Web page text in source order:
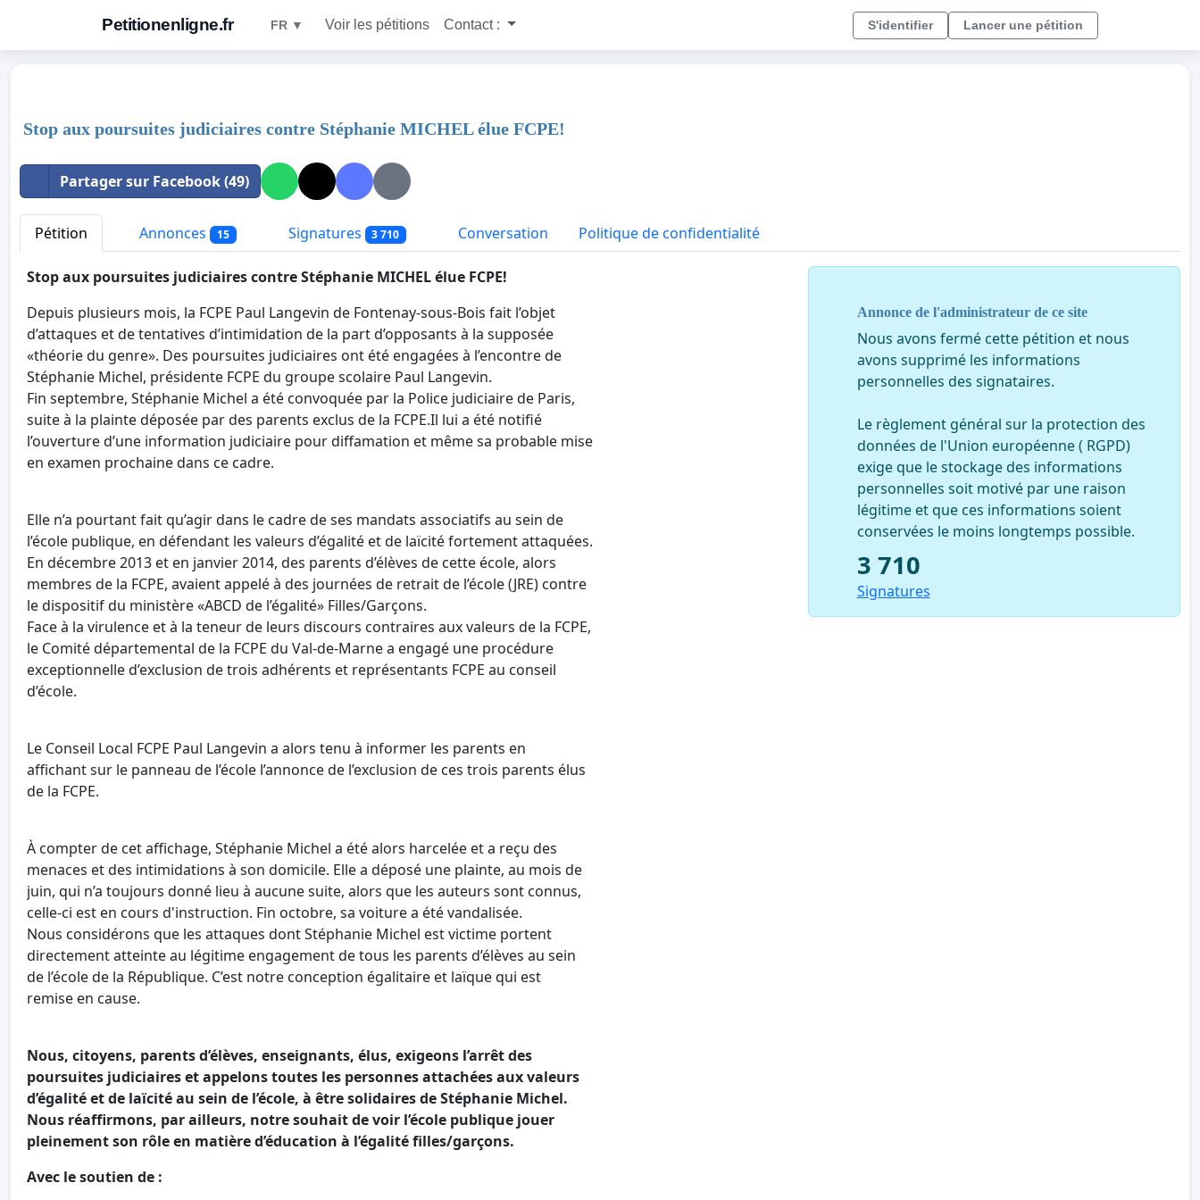
Petitionenligne.fr FR ▼ Voir les pétitions Contact : S'identifier Lancer une pétition
Stop aux poursuites judiciaires contre Stéphanie MICHEL élue FCPE!
Partager sur Facebook (49)
Pétition Annonces 15 Signatures 3 710 Conversation Politique de confidentialité
Stop aux poursuites judiciaires contre Stéphanie MICHEL élue FCPE!
Depuis plusieurs mois, la FCPE Paul Langevin de Fontenay-sous-Bois fait l’objet
d’attaques et de tentatives d’intimidation de la part d’opposants à la supposée
«théorie du genre». Des poursuites judiciaires ont été engagées à l’encontre de
Stéphanie Michel, présidente FCPE du groupe scolaire Paul Langevin.
Fin septembre, Stéphanie Michel a été convoquée par la Police judiciaire de Paris,
suite à la plainte déposée par des parents exclus de la FCPE.Il lui a été notifié
l’ouverture d’une information judiciaire pour diffamation et même sa probable mise
en examen prochaine dans ce cadre.
Elle n’a pourtant fait qu’agir dans le cadre de ses mandats associatifs au sein de
l’école publique, en défendant les valeurs d’égalité et de laïcité fortement attaquées.
En décembre 2013 et en janvier 2014, des parents d’élèves de cette école, alors
membres de la FCPE, avaient appelé à des journées de retrait de l’école (JRE) contre
le dispositif du ministère «ABCD de l’égalité» Filles/Garçons.
Face à la virulence et à la teneur de leurs discours contraires aux valeurs de la FCPE,
le Comité départemental de la FCPE du Val-de-Marne a engagé une procédure
exceptionnelle d’exclusion de trois adhérents et représentants FCPE au conseil
d’école.
Le Conseil Local FCPE Paul Langevin a alors tenu à informer les parents en
affichant sur le panneau de l’école l’annonce de l’exclusion de ces trois parents élus
de la FCPE.
À compter de cet affichage, Stéphanie Michel a été alors harcelée et a reçu des
menaces et des intimidations à son domicile. Elle a déposé une plainte, au mois de
juin, qui n’a toujours donné lieu à aucune suite, alors que les auteurs sont connus,
celle-ci est en cours d'instruction. Fin octobre, sa voiture a été vandalisée.
Nous considérons que les attaques dont Stéphanie Michel est victime portent
directement atteinte au légitime engagement de tous les parents d’élèves au sein
de l’école de la République. C’est notre conception égalitaire et laïque qui est
remise en cause.
Nous, citoyens, parents d’élèves, enseignants, élus, exigeons l’arrêt des
poursuites judiciaires et appelons toutes les personnes attachées aux valeurs
d’égalité et de laïcité au sein de l’école, à être solidaires de Stéphanie Michel.
Nous réaffirmons, par ailleurs, notre souhait de voir l’école publique jouer
pleinement son rôle en matière d’éducation à l’égalité filles/garçons.
Avec le soutien de :
Annonce de l'administrateur de ce site
Nous avons fermé cette pétition et nous
avons supprimé les informations
personnelles des signataires.
Le règlement général sur la protection des
données de l'Union européenne ( RGPD)
exige que le stockage des informations
personnelles soit motivé par une raison
légitime et que ces informations soient
conservées le moins longtemps possible.
3 710
Signatures